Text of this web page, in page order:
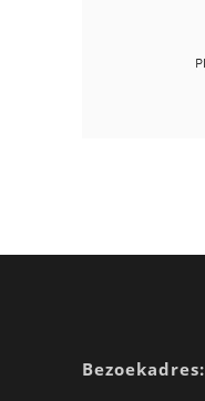
Bezoekadres: